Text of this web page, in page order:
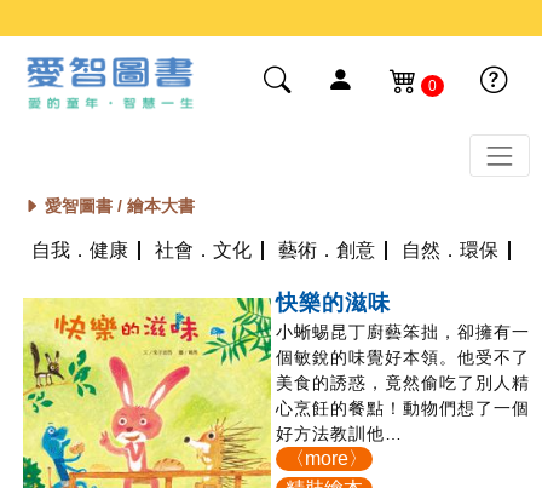
0
愛智圖書 / 繪本大書
自我．健康 社會．文化 藝術．創意 自然．環保
快樂的滋味
小蜥蜴昆丁廚藝笨拙，卻擁有一
個敏銳的味覺好本領。他受不了
美食的誘惑，竟然偷吃了別人精
心烹飪的餐點！動物們想了一個
好方法教訓他…
〈more〉